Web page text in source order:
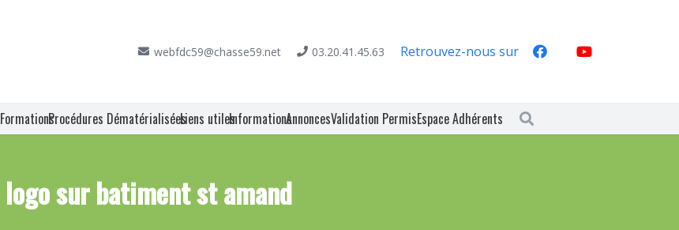
webfdc59@chasse59.net 03.20.41.45.63 Retrouvez-nous sur
FormationsProcédures DématérialiséesLiens utilesInformationsAnnoncesValidation PermisEspace Adhérents
logo sur batiment st amand